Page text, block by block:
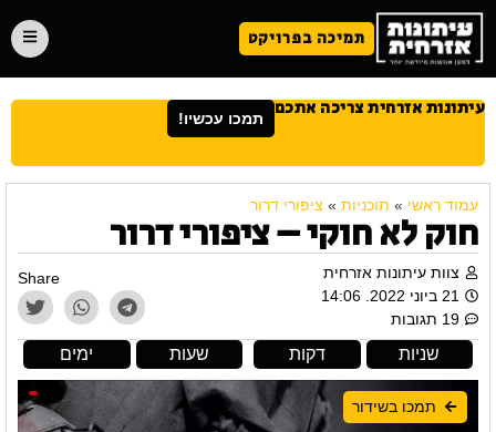
תמיכה בפרויקט
עיתונות אזרחית צריכה אתכם תמכו עכשיו!
עמוד ראשי » תוכניות » ציפורי דרור
חוק לא חוקי – ציפורי דרור
צוות עיתונות אזרחית
21 ביוני 2022. 14:06
19 תגובות
Share
ימים שעות דקות שניות
תמכו בשידור